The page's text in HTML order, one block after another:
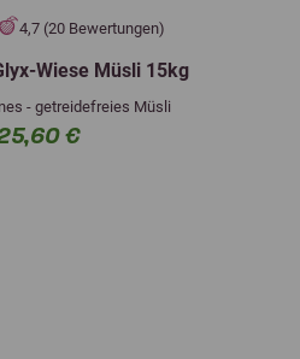
4,7 (20 Bewertungen)
Wiese Müsli 15kg
- getreidefreies Müsli
€